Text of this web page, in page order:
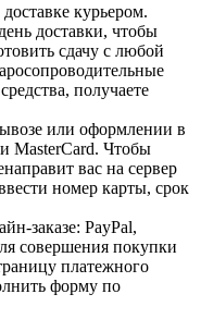
курьером.
доставки, чтобы
сдачу с любой
получаете
или оформлении в
MasterCard. Чтобы
вас на сервер
номер карты, срок
заказе: PayPal,
совершения покупки
платежного
форму по